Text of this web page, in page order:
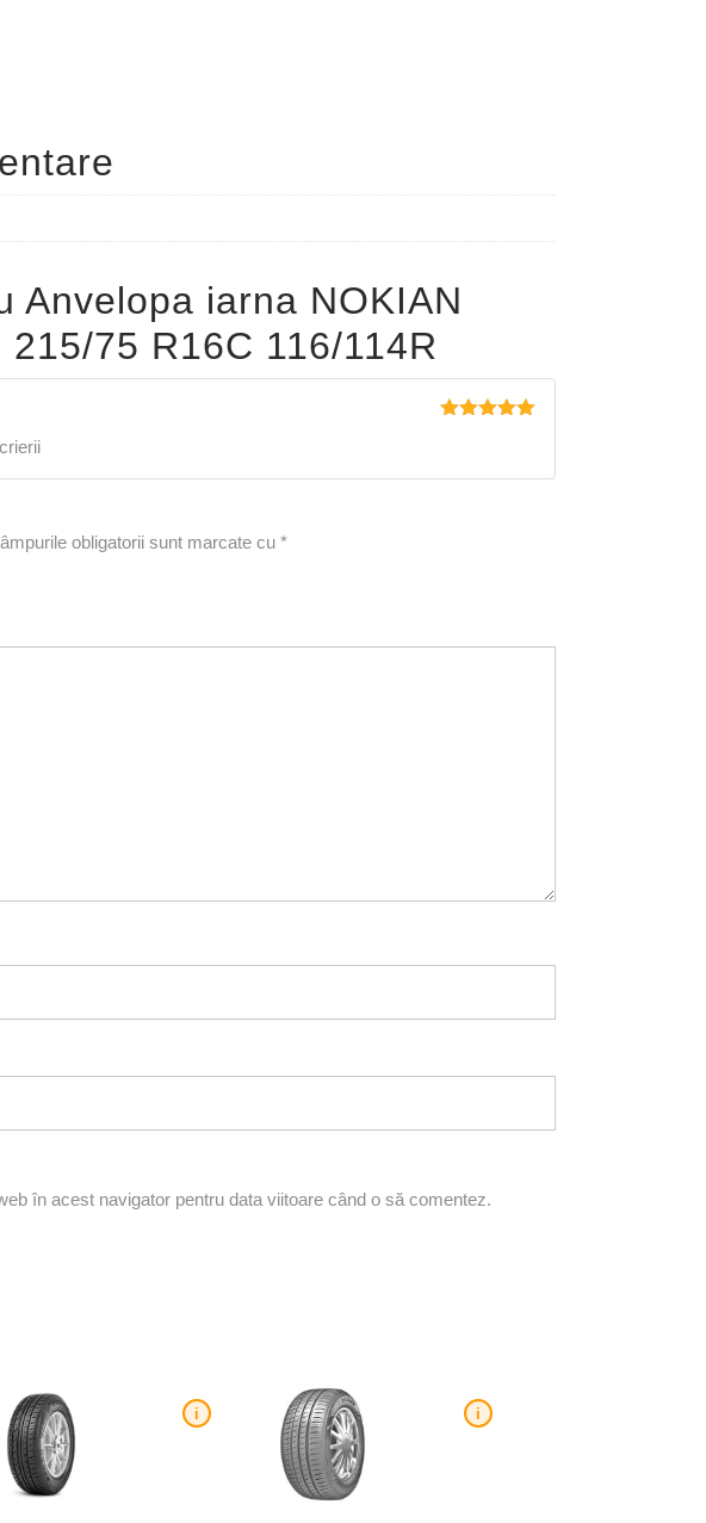
Anvelopa iarna NOKIAN
215/75 R16C 116/114R
obligatorii sunt marcate cu *
în acest navigator pentru data viitoare când o să comentez.
i i